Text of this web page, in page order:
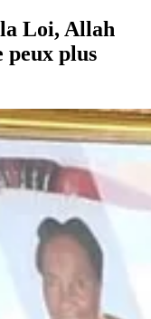
la Loi, Allah
peux plus